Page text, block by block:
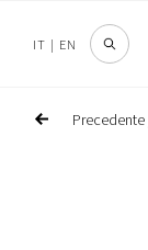
IT | EN
Precedente